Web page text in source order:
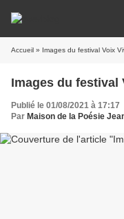
Accueil » Images du festival Voix
Images du festival
Publié le 01/08/2021 à 17:17
Par Maison de la Poésie